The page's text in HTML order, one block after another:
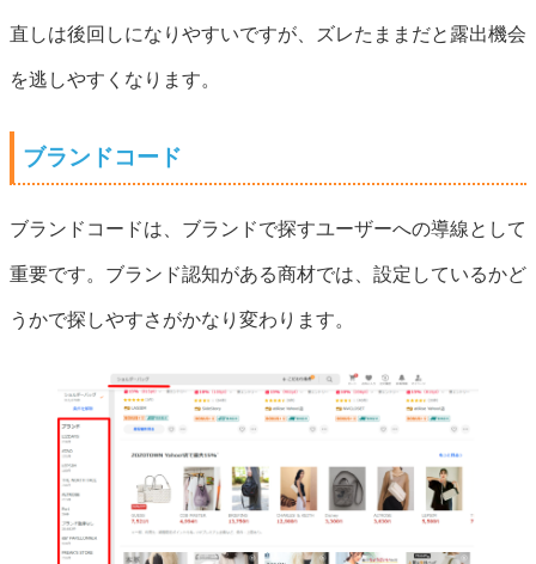
直しは後回しになりやすいですが、ズレたままだと露出機会
を逃しやすくなります。
ブランドコード
ブランドコードは、ブランドで探すユーザーへの導線として
重要です。ブランド認知がある商材では、設定しているかど
うかで探しやすさがかなり変わります。